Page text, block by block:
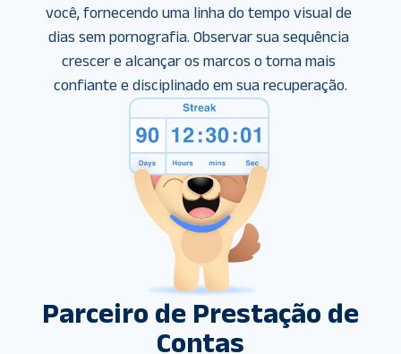
você, fornecendo uma linha do tempo visual de
dias sem pornografia. Observar sua sequência
crescer e alcançar os marcos o torna mais
confiante e disciplinado em sua recuperação.
Parceiro de Prestação de
Contas